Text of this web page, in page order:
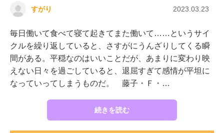
すがり 2023.03.23
毎日働いて食べて寝て起きてまた働いて……というサイ
クルを繰り返していると、さすがにうんざりしてくる瞬
間がある。平穏なのはいいことだが、あまりに変わり映
えない日々を過ごしていると、退屈すぎて感情が平坦に
なっていってしまうものだ。 藤子・Ｆ・…
続きを読む